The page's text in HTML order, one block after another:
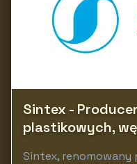
Sintex -
plastikowych,
Sintex, renomowany